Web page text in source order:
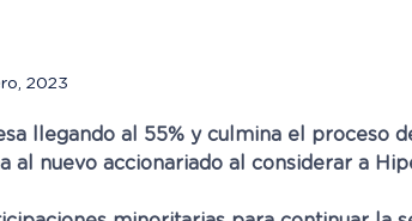
2023
llegando al 55% y culmina el proceso
al nuevo accionariado al considerar a